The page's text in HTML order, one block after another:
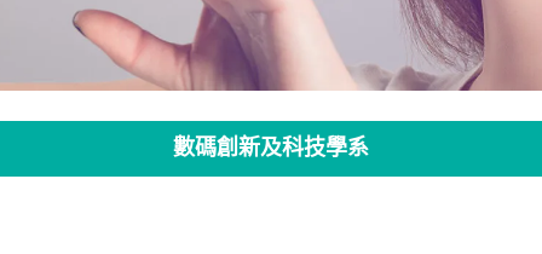
施
數碼創新及科技學系